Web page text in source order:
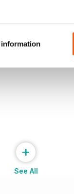
information
+
See All